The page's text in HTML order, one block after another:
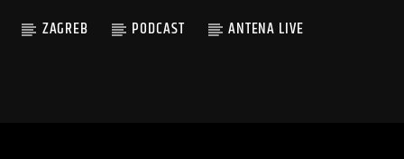
ZAGREB PODCAST ANTENA LIVE